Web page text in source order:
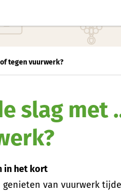
tegen vuurwerk?
slag met
in het kort
genieten van vuurwerk